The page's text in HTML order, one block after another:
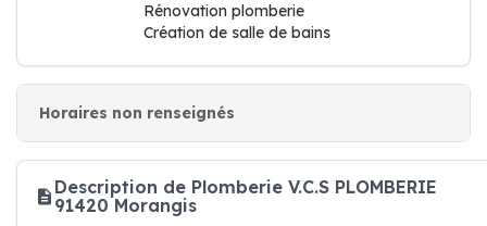
Rénovation plomberie
Création de salle de bains
Horaires non renseignés
Description de Plomberie V.C.S PLOMBERIE
91420 Morangis